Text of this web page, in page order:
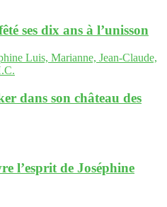
ses dix ans à l’unisson
dans son château des
l’esprit de Joséphine